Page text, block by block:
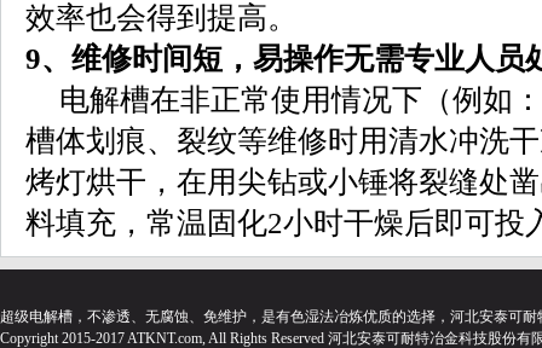
效率也会得到提高。
9、维修时间短，易操作无需专业人员
电解槽在非正常使用情况下（例如
槽体划痕、裂纹等维修时用清水冲洗
烤灯烘干，在用尖钻或小锤将裂缝处
料填充，常温固化2小时干燥后即可投
超级电解槽，不渗透、无腐蚀、免维护，是有色湿法冶炼优质的选择，河北安泰可
Copyright 2015-2017 ATKNT.com, All Rights Reserved 河北安泰可耐特冶金科技股份